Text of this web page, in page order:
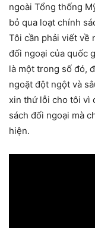
ngoài Tổng thống
bỏ qua loạt chính
Tôi cần phải viết về
đối ngoại của quốc
là một trong số đó,
ngoặt đột ngột và
xin thứ lỗi cho tôi vì
sách đối ngoại mà
hiện.